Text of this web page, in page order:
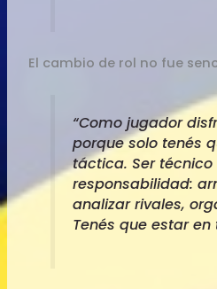
El cambio de rol no fue
“Como jugador
porque solo tenés
táctica. Ser
responsabilidad:
analizar rivales,
Tenés que estar en